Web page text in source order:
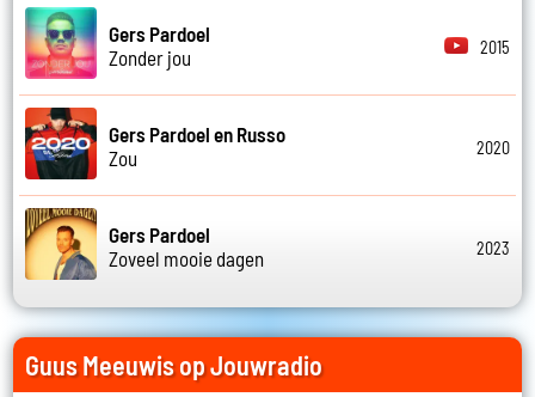
Gers Pardoel
Zonder jou
2015
Gers Pardoel en Russo
Zou
2020
Gers Pardoel
Zoveel mooie dagen
2023
Guus Meeuwis op Jouwradio